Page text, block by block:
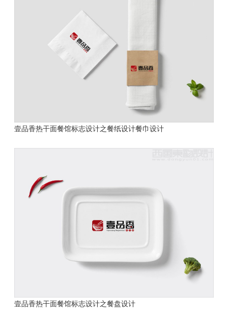
壹品香热干面餐馆标志设计之餐纸设计餐巾设计
壹品香热干面餐馆标志设计之餐盘设计